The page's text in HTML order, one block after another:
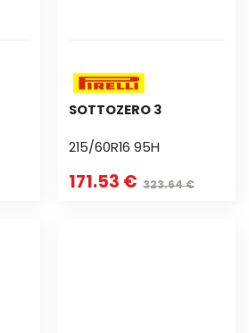
SOTTOZERO 3
215/60R16 95H
171.53 € 323.64 €